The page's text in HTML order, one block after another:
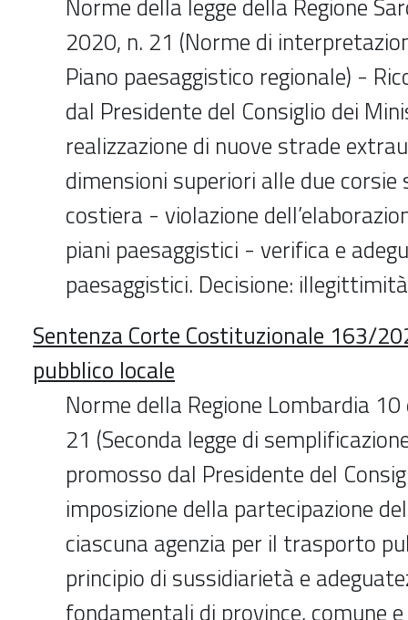
2020, n. 21 (Norme di
Piano paesaggistico regionale) -
dal Presidente del Consiglio dei
realizzazione di nuove strade
dimensioni superiori alle due
costiera - violazione
piani paesaggistici - verifica e
paesaggistici. Decisione:
Sentenza Corte Costituzionale 163/
pubblico locale
Norme della Regione Lombardia
21 (Seconda legge di
promosso dal Presidente del
imposizione della partecipazione
ciascuna agenzia per il trasporto
principio di sussidiarietà e
fondamentali di province, comune